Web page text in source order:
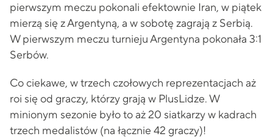
pierwszym meczu pokonali efektownie Iran, w piątek
mierzą się z Argentyną, a w sobotę zagrają z Serbią.
W pierwszym meczu turnieju Argentyna pokonała 3:1
Serbów.
Co ciekawe, w trzech czołowych reprezentacjach aż
roi się od graczy, którzy grają w PlusLidze. W
minionym sezonie było to aż 20 siatkarzy w kadrach
trzech medalistów (na łącznie 42 graczy)!